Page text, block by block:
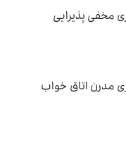
مخفی پذیرایی
مدرن اتاق خواب